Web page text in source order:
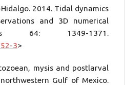
2014. Tidal dynamics
and 3D numerical
64: 1349-1371.
3>
mysis and postlarval
Gulf of Mexico.